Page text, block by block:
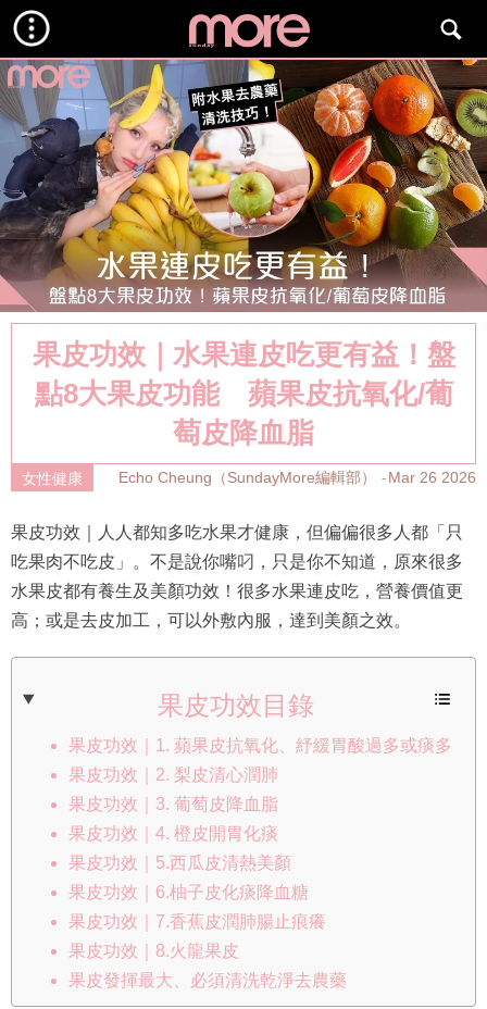
果皮功效｜水果連皮吃更有益！盤
點8大果皮功能 蘋果皮抗氧化/葡
萄皮降血脂
女性健康 Echo Cheung（SundayMore編輯部） Mar 26 2026
果皮功效｜人人都知多吃水果才健康，但偏偏很多人都「只
吃果肉不吃皮」。不是說你嘴叼，只是你不知道，原來很多
水果皮都有養生及美顏功效！很多水果連皮吃，營養價值更
高；或是去皮加工，可以外敷內服，達到美顏之效。
果皮功效目錄
果皮功效｜1. 蘋果皮抗氧化、紓緩胃酸過多或痰多
果皮功效｜2. 梨皮清心潤肺
果皮功效｜3. 葡萄皮降血脂
果皮功效｜4. 橙皮開胃化痰
果皮功效｜5.西瓜皮清熱美顏
果皮功效｜6.柚子皮化痰降血糖
果皮功效｜7.香蕉皮潤肺腸止痕癢
果皮功效｜8.火龍果皮
果皮發揮最大、必須清洗乾淨去農藥